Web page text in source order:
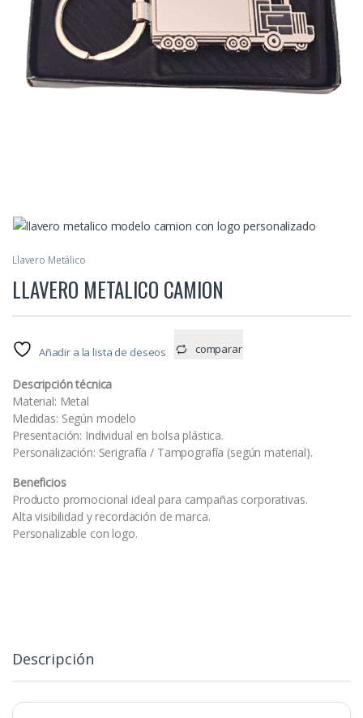
Llavero Metálico
LLAVERO METALICO CAMION
Añadir a la lista de deseos comparar
Descripción técnica
Material: Metal
Medidas: Según modelo
Presentación: Individual en bolsa plástica.
Personalización: Serigrafía / Tampografía (según material).
Beneficios
Producto promocional ideal para campañas corporativas.
Alta visibilidad y recordación de marca.
Personalizable con logo.
Descripción